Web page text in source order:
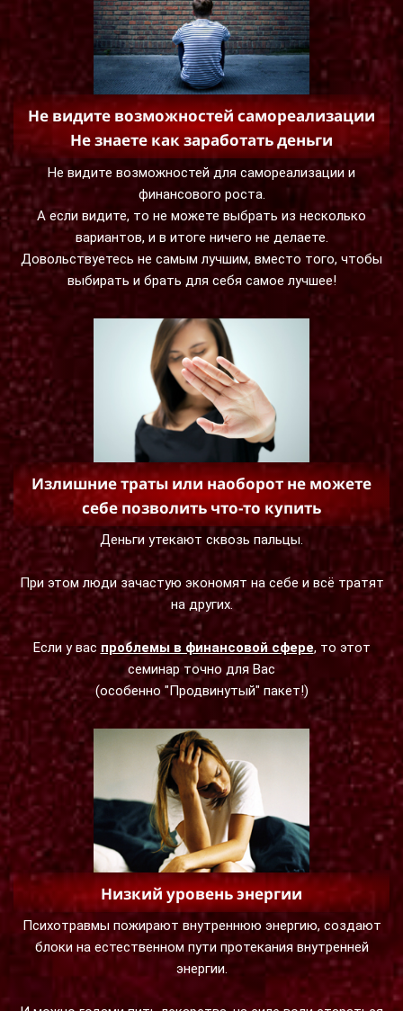
Не видите возможностей самореализации
Не знаете как заработать деньги
Не видите возможностей для самореализации и
финансового роста.
А если видите, то не можете выбрать из несколько
вариантов, и в итоге ничего не делаете.
Довольствуетесь не самым лучшим, вместо того, чтобы
выбирать и брать для себя самое лучшее!
Излишние траты или наоборот не можете
себе позволить что-то купить
Деньги утекают сквозь пальцы.
При этом люди зачастую экономят на себе и всё тратят
на других.
Если у вас проблемы в финансовой сфере, то этот
семинар точно для Вас
(особенно "Продвинутый" пакет!)
Низкий уровень энергии
Психотравмы пожирают внутреннюю энергию, создают
блоки на естественном пути протекания внутренней
энергии.